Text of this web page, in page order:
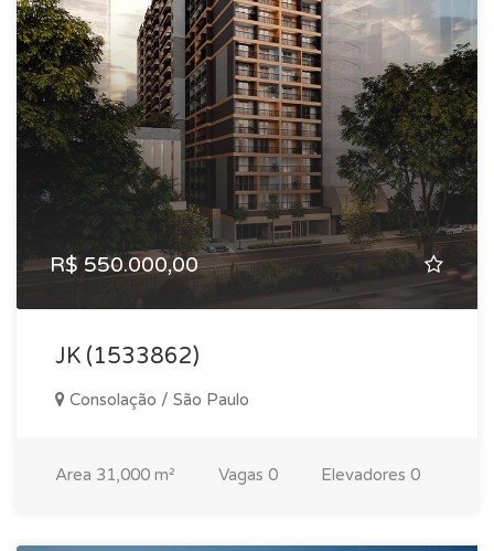
R$ 550.000,00
JK (1533862)
Consolação / São Paulo
Area 31,000 m² Vagas 0 Elevadores 0